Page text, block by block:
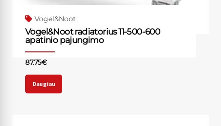
Vogel&Noot
Vogel&Noot radiatorius 11-500-600
apatinio pajungimo
87.75€
Daugiau